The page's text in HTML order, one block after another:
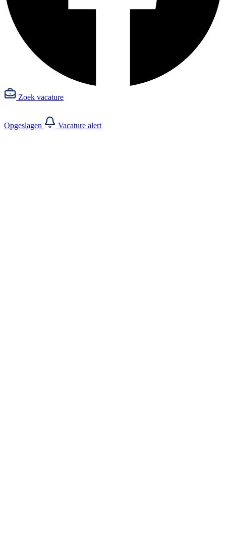
Zoek vacature
Opgeslagen Vacature alert